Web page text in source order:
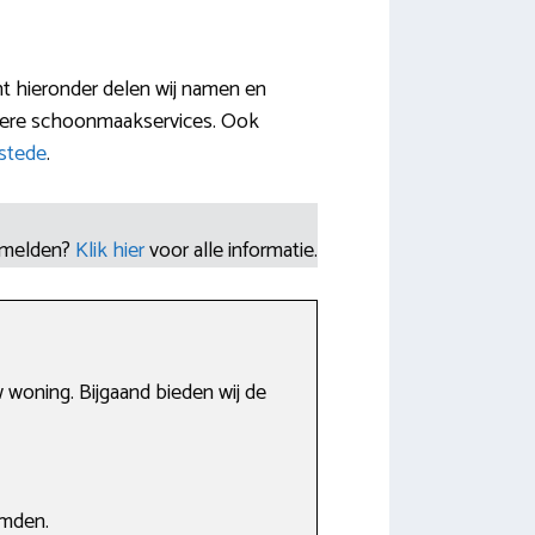
delen wij namen en
schoonmaakservices. Ook
.
Klik hiervoor alle informatie.
Bijgaand bieden wij de